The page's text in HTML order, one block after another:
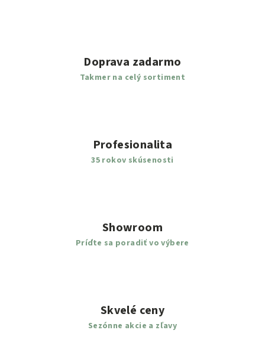
Doprava zadarmo
Takmer na celý sortiment
Profesionalita
35 rokov skúsenosti
Showroom
Príďte sa poradiť vo výbere
Skvelé ceny
Sezónne akcie a zľavy